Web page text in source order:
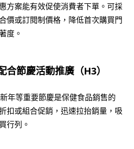
方案能有效促使消費者下單。可採
價或訂閱制價格，降低首次購買門
度。
合節慶活動推廣（H3）
年等重要節慶是保健食品銷售的
扣或組合促銷，迅速拉抬銷量，吸
行列。